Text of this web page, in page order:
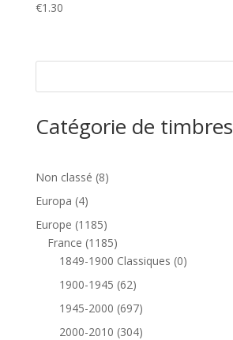
€1.30
Catégorie de timbres
Non classé 88
Europa 44
produits
Europe 11851185
produits
France 11851185
produits
1849-1900 Classiques 00
1900-1945 6262
produits
1945-2000 697697
produits
2000-2010 304304